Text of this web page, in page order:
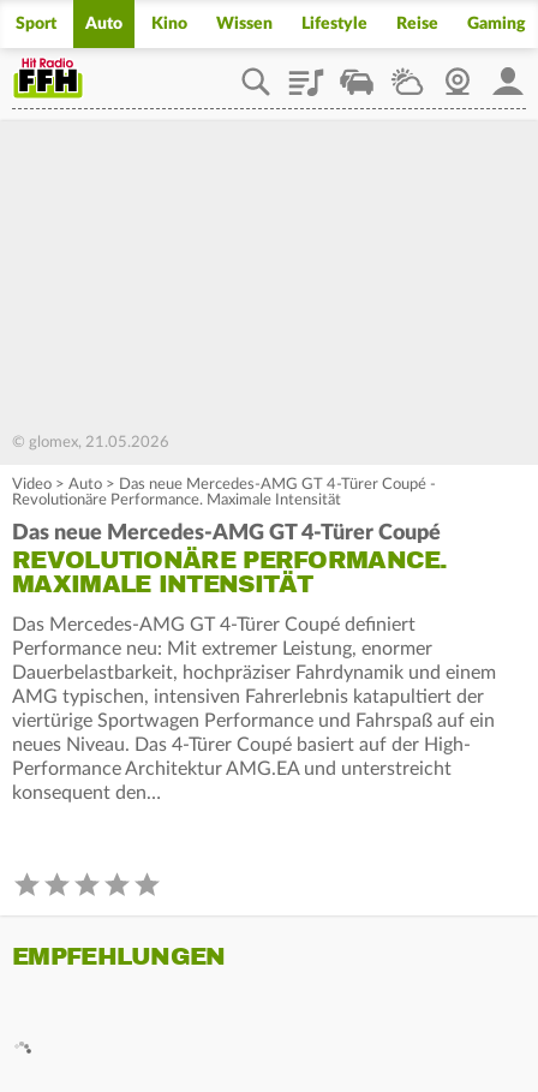
Sport Auto Kino Wissen Lifestyle Reise Gaming
PlaylistStaupilotWetterWebcam
© glomex, 21.05.2026
Video > Auto > Das neue Mercedes-AMG GT 4-Türer Coupé -
Revolutionäre Performance. Maximale Intensität
Das neue Mercedes-AMG GT 4-Türer Coupé
REVOLUTIONÄRE PERFORMANCE.
MAXIMALE INTENSITÄT
Das Mercedes‑AMG GT 4‑Türer Coupé definiert
Performance neu: Mit extremer Leistung, enormer
Dauerbelastbarkeit, hochpräziser Fahrdynamik und einem
AMG typischen, intensiven Fahrerlebnis katapultiert der
viertürige Sportwagen Performance und Fahrspaß auf ein
neues Niveau. Das 4‑Türer Coupé basiert auf der High-
Performance Architektur AMG.EA und unterstreicht
konsequent den…
EMPFEHLUNGEN